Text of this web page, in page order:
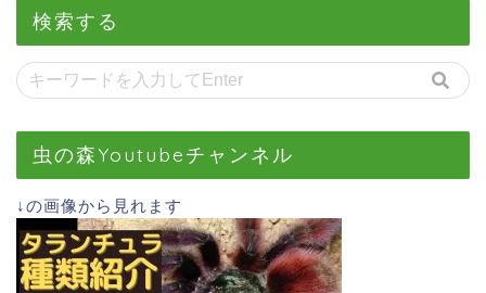
検索する
虫の森Youtubeチャンネル
↓の画像から見れます